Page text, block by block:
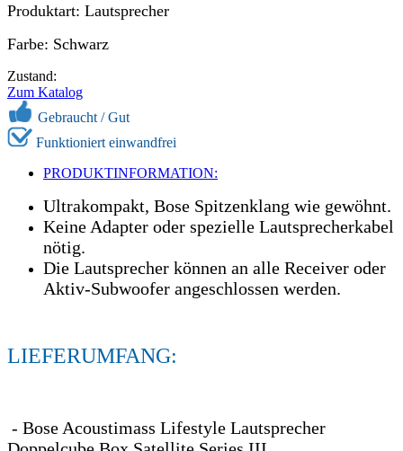
Produktart: Lautsprecher
Farbe: Schwarz
Zustand:
Zum Katalog
Gebraucht /Gut
Funktioniert einwandfrei
PRODUKTINFORMATION:
Ultrakompakt, Bose Spitzenklang wie gewöhnt.
Keine Adapter oder spezielle Lautsprecherkabel
nötig.
Die Lautsprecher können an alle Receiver oder
Aktiv-Subwoofer angeschlossen werden.
LIEFERUMFANG:
- Bose Acoustimass Lifestyle Lautsprecher